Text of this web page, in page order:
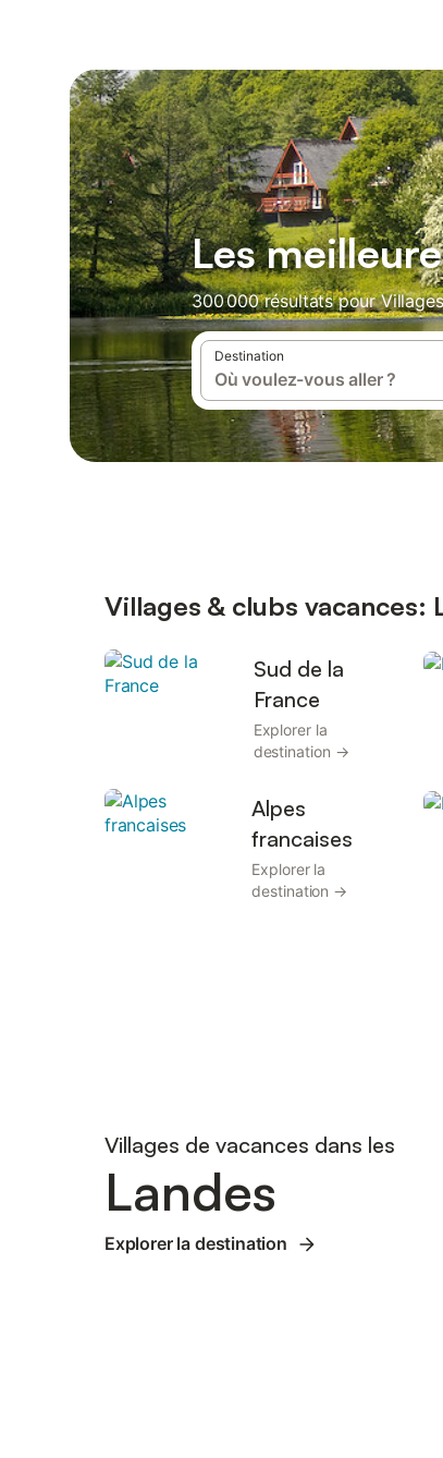
Les
300 000 résultats pour
Destination
Villages & clubs vacances:
Sud de la
France
Explorer la
destination →
Alpes
francaises
Explorer la
destination →
Villages de vacances dans les
Landes
Explorer la destination